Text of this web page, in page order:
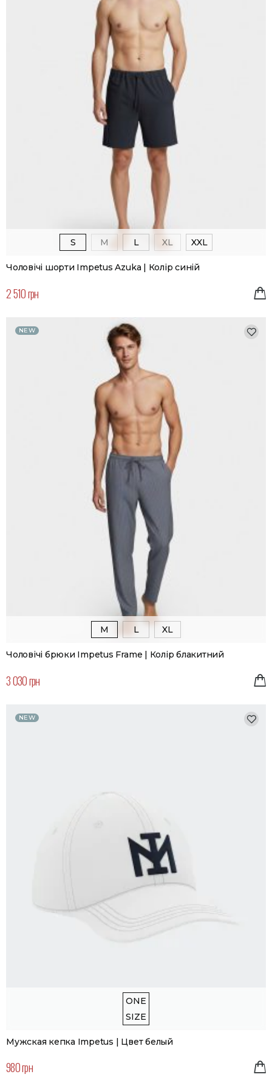
S M L XL XXL
Чоловічі шорти Impetus Azuka | Колір синій
2 510 грн
NEW
M L XL
Чоловічі брюки Impetus Frame | Колір блакитний
3 030 грн
NEW
ONE
SIZE
Мужская кепка Impetus | Цвет белый
980 грн